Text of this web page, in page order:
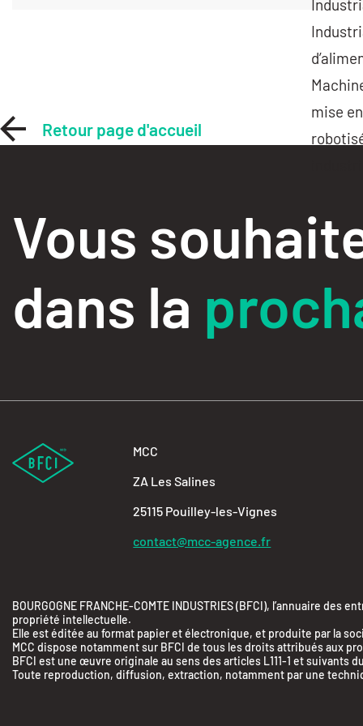
mise
Retour page d'accueil
Vous
dans la
MCC
ZA Les Salines
25115 Pouilley-les-Vignes
contact@mcc-agence.fr
BOURGOGNE FRANCHE-COMTE INDUSTRIES (BFCI), l’annuaire
propriété intellectuelle.
Elle est éditée au format papier et électronique, et produite par la
MCC dispose notamment sur BFCI de tous les droits attribués aux
BFCI est une œuvre originale au sens des articles L111-1 et
Toute reproduction, diffusion, extraction, notamment par une